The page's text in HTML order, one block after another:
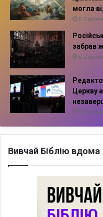
могла
6
забрав
5
Церкву
5
Вивчай Біблію вдома